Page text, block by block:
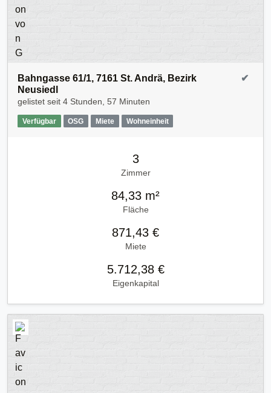
Bahngasse 61/1, 7161 St. Andrä, Bezirk
Neusiedl
gelistet seit 4 Stunden, 57 Minuten
Verfügbar OSG Miete Wohneinheit
✔
3
Zimmer
84,33 m²
Fläche
871,43 €
Miete
5.712,38 €
Eigenkapital